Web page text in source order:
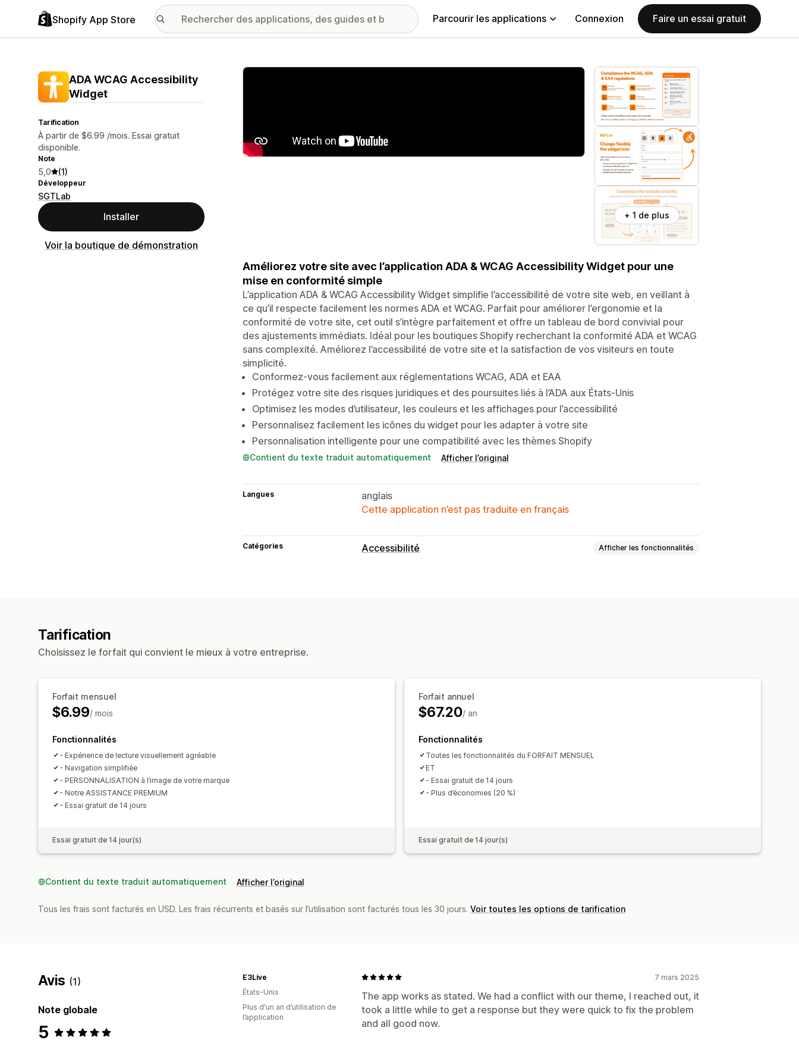
Shopify App Store Parcourir les applications Connexion Faire un essai gratuit
ADA WCAG Accessibility
Widget
Tarification
À partir de $6.99 /mois. Essai gratuit
disponible.
Note
5,0 (1)
Développeur
SGTLab
Installer
Voir la boutique de démonstration
Galerie d’images vedette
+ 1 de plus
Améliorez votre site avec l’application ADA & WCAG Accessibility Widget pour une
mise en conformité simple
L’application ADA & WCAG Accessibility Widget simplifie l’accessibilité de votre site web, en veillant à
ce qu’il respecte facilement les normes ADA et WCAG. Parfait pour améliorer l’ergonomie et la
conformité de votre site, cet outil s’intègre parfaitement et offre un tableau de bord convivial pour
des ajustements immédiats. Idéal pour les boutiques Shopify recherchant la conformité ADA et WCAG
sans complexité. Améliorez l’accessibilité de votre site et la satisfaction de vos visiteurs en toute
simplicité.
Conformez-vous facilement aux réglementations WCAG, ADA et EAA
Protégez votre site des risques juridiques et des poursuites liés à l’ADA aux États-Unis
Optimisez les modes d’utilisateur, les couleurs et les affichages pour l’accessibilité
Personnalisez facilement les icônes du widget pour les adapter à votre site
Personnalisation intelligente pour une compatibilité avec les thèmes Shopify
Contient du texte traduit automatiquement Afficher l’original
Langues
anglais
Cette application n’est pas traduite en français
Catégories Accessibilité Afficher les fonctionnalités
Mise en vedette de liens
Tarification
Choisissez le forfait qui convient le mieux à votre entreprise.
Forfait mensuel
$6.99/ mois
Fonctionnalités
- Expérience de lecture visuellement agréable
- Navigation simplifiée
- PERSONNALISATION à l’image de votre marque
- Notre ASSISTANCE PREMIUM
- Essai gratuit de 14 jours
Essai gratuit de 14 jour(s)
Forfait annuel
$67.20/ an
Fonctionnalités
Toutes les fonctionnalités du FORFAIT MENSUEL
ET
- Essai gratuit de 14 jours
- Plus d’économies (20 %)
Essai gratuit de 14 jour(s)
Contient du texte traduit automatiquement Afficher l’original
Tous les frais sont facturés en USD. Les frais récurrents et basés sur l’utilisation sont facturés tous les 30 jours. Voir toutes les options de tarification
Avis (1)
Note globale
5
7 mars 2025
The app works as stated. We had a conflict with our theme, I reached out, it
took a little while to get a response but they were quick to fix the problem
and all good now.
E3Live
États-Unis
Plus d'un an d’utilisation de
l’application